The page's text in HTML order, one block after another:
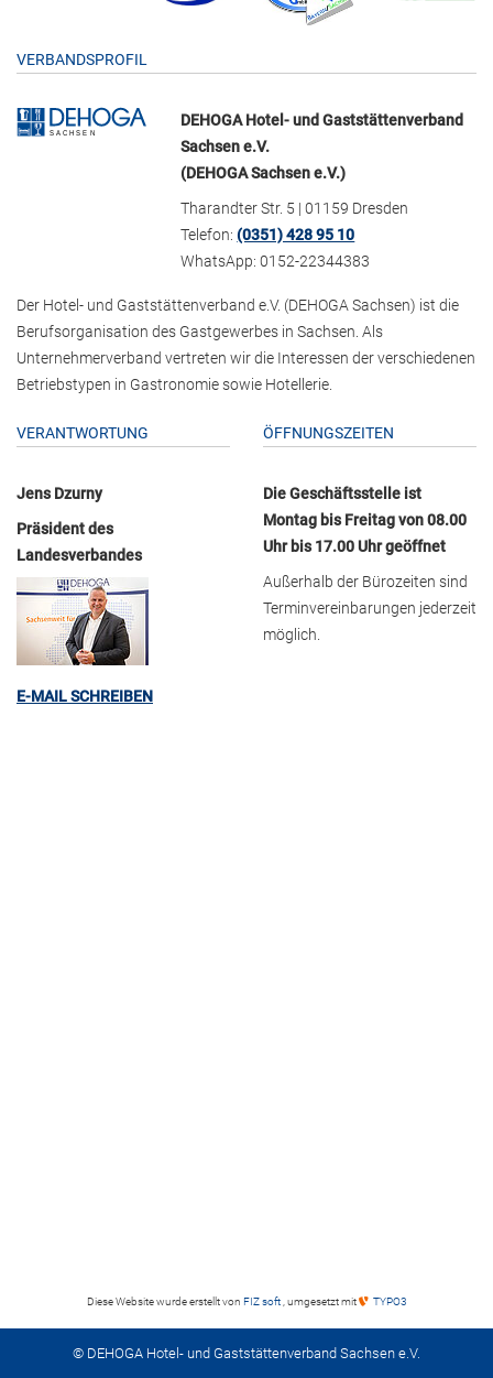
VERBANDSPROFIL
DEHOGA Hotel- und Gaststättenverband
Sachsen e.V.
(DEHOGA Sachsen e.V.)
Tharandter Str. 5 | 01159 Dresden
Telefon:(0351) 428 95 10
WhatsApp: 0152-22344383
Der Hotel- und Gaststättenverband e.V. (DEHOGA Sachsen) ist die
Berufsorganisation des Gastgewerbes in Sachsen. Als
Unternehmerverband vertreten wir die Interessen der verschiedenen
Betriebstypen in Gastronomie sowie Hotellerie.
VERANTWORTUNG
Jens Dzurny
Präsident des
Landesverbandes
E-MAIL SCHREIBEN
ÖFFNUNGSZEITEN
Die Geschäftsstelle ist
Montag bis Freitag von 08.00
Uhr bis 17.00 Uhr geöffnet
Außerhalb der Bürozeiten sind
Terminvereinbarungen jederzeit
möglich.
Diese Website wurde erstellt von FIZ soft , umgesetzt mit TYPO3
© DEHOGA Hotel- und Gaststättenverband Sachsen e.V.